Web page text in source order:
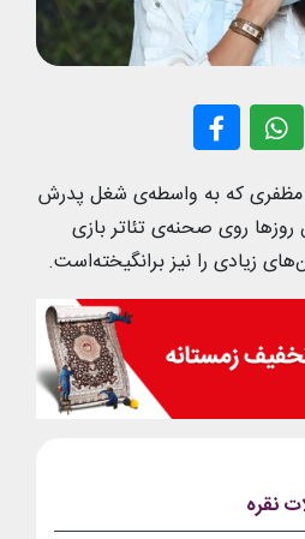
مظفری که به واسطه‌ی شغل پدرش
روزها روی صحنه‌ی تئاتر بازی
زیادی را نیز برانگیخته‌است.
نقره